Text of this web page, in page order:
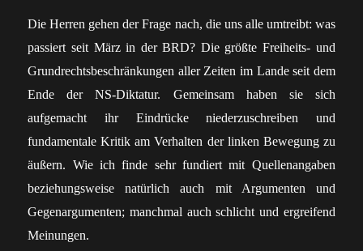
Die Herren gehen der Frage nach, die uns alle umtreibt: was
passiert seit März in der BRD? Die größte Freiheits- und
Grundrechtsbeschränkungen aller Zeiten im Lande seit dem
Ende der NS-Diktatur. Gemeinsam haben sie sich
aufgemacht ihr Eindrücke niederzuschreiben und
fundamentale Kritik am Verhalten der linken Bewegung zu
äußern. Wie ich finde sehr fundiert mit Quellenangaben
beziehungsweise natürlich auch mit Argumenten und
Gegenargumenten; manchmal auch schlicht und ergreifend
Meinungen.